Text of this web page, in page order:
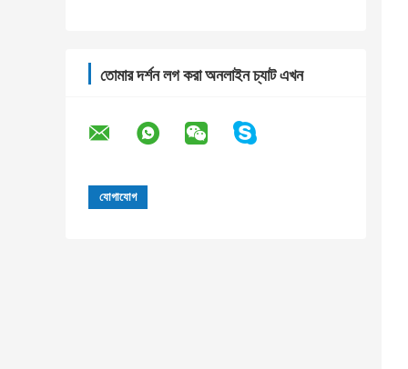
তোমার দর্শন লগ করা অনলাইন চ্যাট এখন